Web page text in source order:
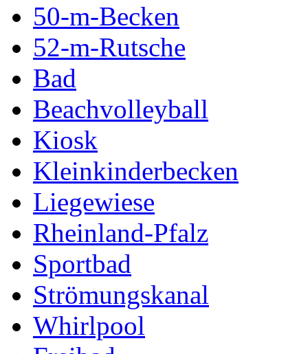
50-m-Becken
52-m-Rutsche
Bad
Beachvolleyball
Kiosk
Kleinkinderbecken
Liegewiese
Rheinland-Pfalz
Sportbad
Strömungskanal
Whirlpool